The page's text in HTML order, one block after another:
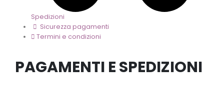
Spedizioni
Sicurezza pagamenti
Termini e condizioni
PAGAMENTI E SPEDIZIONI